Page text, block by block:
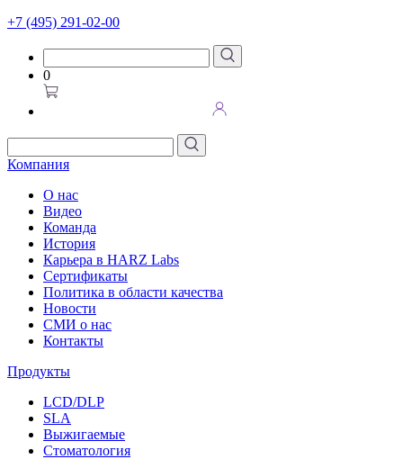
+7 (495) 291-02-00
0
Компания
О нас
Видео
Команда
История
Карьера в HARZ Labs
Сертификаты
Политика в области качества
Новости
СМИ о нас
Контакты
Продукты
LCD/DLP
SLA
Выжигаемые
Стоматология